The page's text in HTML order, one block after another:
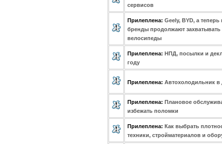
сервисов
Прилеплена: Geely, BYD, а теперь
бренды продолжают захватывать
велосипеды
Прилеплена: НПД, посылки и
году
Прилеплена: Автохолодильник
Прилеплена: Плановое
избежать поломки
Прилеплена: Как выбрать
техники, стройматериалов и